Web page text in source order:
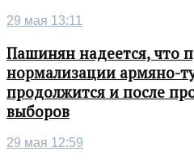
29 мая 13:11
Пашинян надеется, что
нормализации армяно-
продолжится и после
выборов
29 мая 12:59